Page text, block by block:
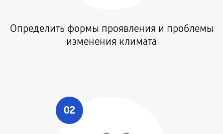
Определить формы проявления и проблемы
изменения климата
02